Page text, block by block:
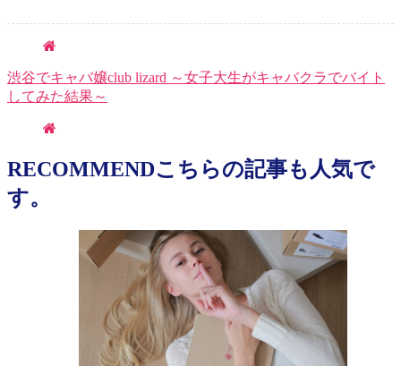
渋谷でキャバ嬢club lizard ～女子大生がキャバクラでバイト
してみた結果～
RECOMMENDこちらの記事も人気で
す。